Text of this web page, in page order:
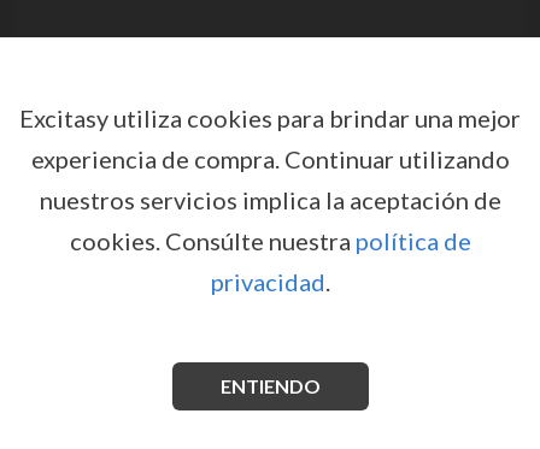
CÁPSULAS ESTIMULANTES
PERFECT PERFORMER DIRECT
funcionamiento de los órganos y, por supuesto, esto
Excitasy utiliza cookies para brindar una mejor
experiencia de compra.Continuar utilizando
nuestros servicios implica la aceptación de
cookies.Consúlte nuestra política de
privacidad.
ENTIENDO